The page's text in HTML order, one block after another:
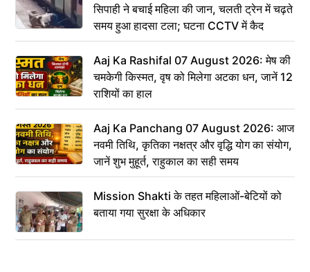
सिपाही ने बचाई महिला की जान, चलती ट्रेन में चढ़ते
समय हुआ हादसा टला; घटना CCTV में कैद
Aaj Ka Rashifal 07 August 2026: मेष की
चमकेगी किस्मत, वृष को मिलेगा अटका धन, जानें 12
राशियों का हाल
Aaj Ka Panchang 07 August 2026: आज
नवमी तिथि, कृतिका नक्षत्र और वृद्धि योग का संयोग,
जानें शुभ मुहूर्त, राहुकाल का सही समय
Mission Shakti के तहत महिलाओं-बेटियों को
बताया गया सुरक्षा के अधिकार